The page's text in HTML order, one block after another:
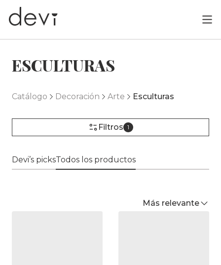
ESCULTURAS
Catálogo Decoración Arte Esculturas
Filtros 1
Devi’s picksTodos los productos
Más relevante